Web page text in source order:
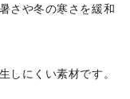
さや冬の寒さを緩和
しにくい素材です。